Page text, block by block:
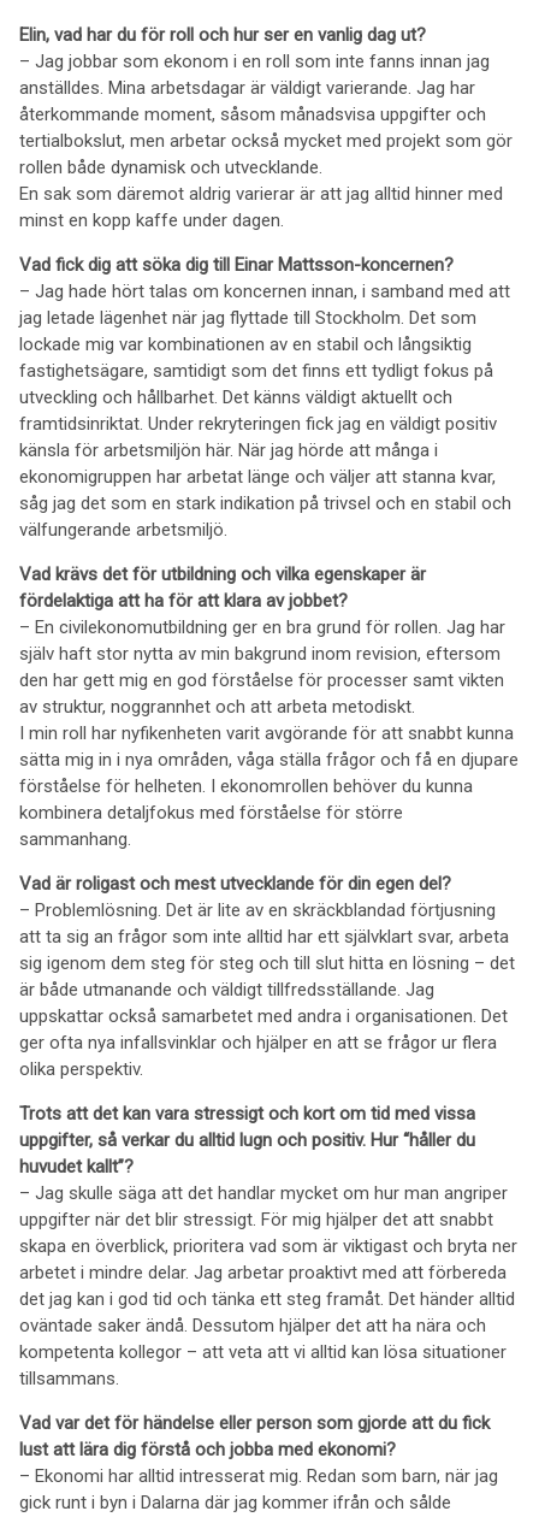
Elin, vad har du för roll och hur ser en vanlig dag ut?
– Jag jobbar som ekonom i en roll som inte fanns innan jag
anställdes. Mina arbetsdagar är väldigt varierande. Jag har
återkommande moment, såsom månadsvisa uppgifter och
tertialbokslut, men arbetar också mycket med projekt som gör
rollen både dynamisk och utvecklande.
En sak som däremot aldrig varierar är att jag alltid hinner med
minst en kopp kaffe under dagen.
Vad fick dig att söka dig till Einar Mattsson-koncernen?
– Jag hade hört talas om koncernen innan, i samband med att
jag letade lägenhet när jag flyttade till Stockholm. Det som
lockade mig var kombinationen av en stabil och långsiktig
fastighetsägare, samtidigt som det finns ett tydligt fokus på
utveckling och hållbarhet. Det känns väldigt aktuellt och
framtidsinriktat. Under rekryteringen fick jag en väldigt positiv
känsla för arbetsmiljön här. När jag hörde att många i
ekonomigruppen har arbetat länge och väljer att stanna kvar,
såg jag det som en stark indikation på trivsel och en stabil och
välfungerande arbetsmiljö.
Vad krävs det för utbildning och vilka egenskaper är
fördelaktiga att ha för att klara av jobbet?
– En civilekonomutbildning ger en bra grund för rollen. Jag har
själv haft stor nytta av min bakgrund inom revision, eftersom
den har gett mig en god förståelse för processer samt vikten
av struktur, noggrannhet och att arbeta metodiskt.
I min roll har nyfikenheten varit avgörande för att snabbt kunna
sätta mig in i nya områden, våga ställa frågor och få en djupare
förståelse för helheten. I ekonomrollen behöver du kunna
kombinera detaljfokus med förståelse för större
sammanhang.
Vad är roligast och mest utvecklande för din egen del?
– Problemlösning. Det är lite av en skräckblandad förtjusning
att ta sig an frågor som inte alltid har ett självklart svar, arbeta
sig igenom dem steg för steg och till slut hitta en lösning – det
är både utmanande och väldigt tillfredsställande. Jag
uppskattar också samarbetet med andra i organisationen. Det
ger ofta nya infallsvinklar och hjälper en att se frågor ur flera
olika perspektiv.
Trots att det kan vara stressigt och kort om tid med vissa
uppgifter, så verkar du alltid lugn och positiv. Hur “håller du
huvudet kallt”?
– Jag skulle säga att det handlar mycket om hur man angriper
uppgifter när det blir stressigt. För mig hjälper det att snabbt
skapa en överblick, prioritera vad som är viktigast och bryta ner
arbetet i mindre delar. Jag arbetar proaktivt med att förbereda
det jag kan i god tid och tänka ett steg framåt. Det händer alltid
oväntade saker ändå. Dessutom hjälper det att ha nära och
kompetenta kollegor – att veta att vi alltid kan lösa situationer
tillsammans.
Vad var det för händelse eller person som gjorde att du fick
lust att lära dig förstå och jobba med ekonomi?
– Ekonomi har alltid intresserat mig. Redan som barn, när jag
gick runt i byn i Dalarna där jag kommer ifrån och sålde